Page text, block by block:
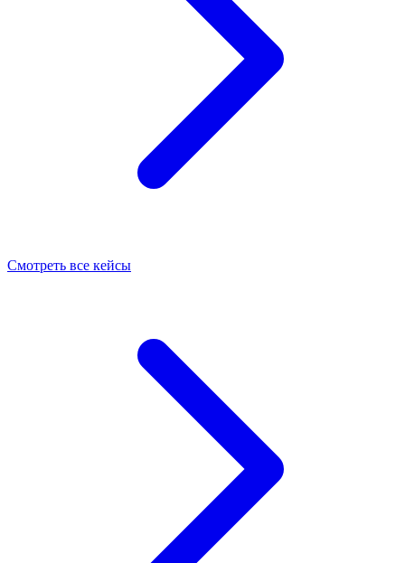
Смотреть все кейсы